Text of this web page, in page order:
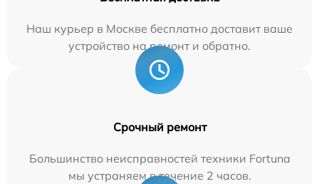
Наш курьер в Москве бесплатно доставит ваше
устройство на ремонт и обратно.
Срочный ремонт
Большинство неисправностей техники Fortuna
мы устраняем в течение 2 часов.